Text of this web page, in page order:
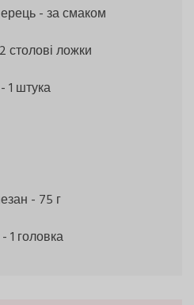
- за смаком
столові ложки
- 1 штука
- 75 г
- 1 головка